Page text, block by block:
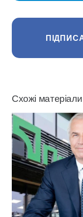
Схожі матеріали